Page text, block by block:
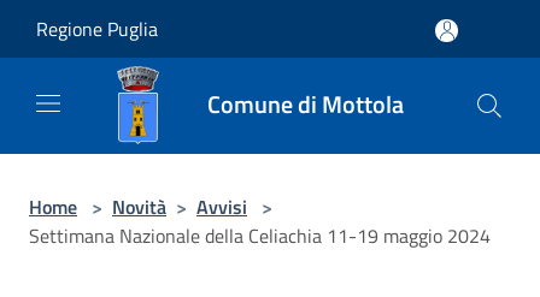
Regione Puglia
Comune di Mottola
Home > Novità > Avvisi >
Settimana Nazionale della Celiachia 11-19 maggio 2024